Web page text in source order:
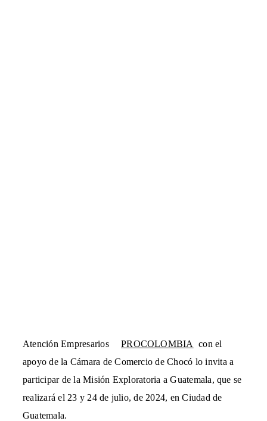
Atención Empresarios PROCOLOMBIA
con el
apoyo de la Cámara de Comercio de Chocó lo invita a
participar de la Misión Exploratoria a Guatemala, que se
realizará el 23 y 24 de julio, de 2024, en Ciudad de
Guatemala.